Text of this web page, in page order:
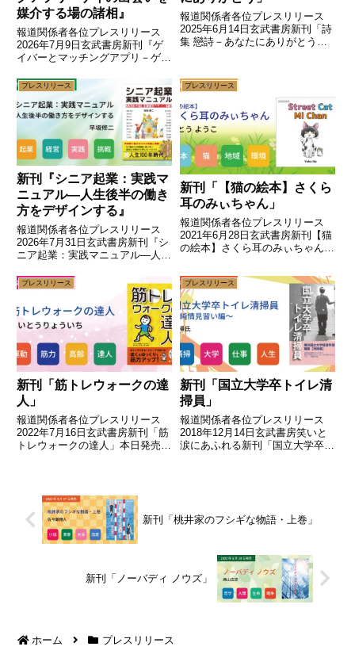
媒介する場の諸相』
報道関係者各位プレスリリース
2026年7月9日玄武書房新刊『ゲ
イバーとマッチングアプリ－ゲイ
日発売ゲイの出会いとコミュニケ
ーションの変容を描く（プレスリ
リース主旨）玄武書房は『ゲイバ
ーとマッチングアプリ－ゲイの...
報道関係者各位プレスリリース
2025年6月14日玄武書房新刊「詩
集 戀詩－あなたにありがとう」
ース主旨）玄武書房は「詩集 戀
詩－あなたにありがとう」を本日
（6月14日）発売しました...
プレスリリース
新刊『シニア起業：実践マ
ニュアル―人生後半の働き
方をデザインする』
報道関係者各位プレスリリース
2026年7月31日玄武書房新刊『シ
ニア起業：実践マニュアル―人生
行のお知らせ人生100年時代、自
分らしい「第二の人生」を実現す
るための実践ガイド（プレスリリ
ース主旨）玄武書房は、2...
プレスリリース
新刊「【猫の絵本】さくら
耳のみぃちゃん」
報道関係者各位プレスリリース
2021年6月28日玄武書房新刊【猫
の絵本】さくら耳のみぃちゃん、
悲しくも愛を感じるストーリー
（プレスリリース主旨）玄武書房
は「【猫の絵本】さくら耳のみぃ
ちゃん」を6月28日（月)に...
プレスリリース
新刊「筋トレウォークの達
人」
報道関係者各位プレスリリース
2022年7月16日玄武書房新刊「筋
トレウォークの達人」本日発売正
人」を本日（7月16日）発売しま
した。インターバル速歩をベ...
プレスリリース
新刊「国立大学卒トイレ清
掃員」
報道関係者各位プレスリリース
2018年12月14日玄武書房笑いと
涙にあふれる新刊「国立大学卒ト
新刊「桃井家のフシギな物語・上巻」
新刊「ノーバディ ノウズ」
ホーム プレスリリース